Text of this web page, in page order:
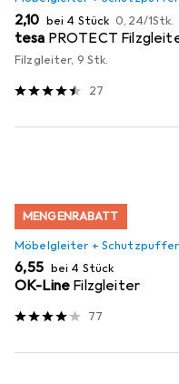
EUR
2,10 bei 4 Stück EUR
0,24/1Stk.
tesa PROTECT
Filzgleiter, 9 Stk.
27
MENGENRABATT
Möbelgleiter + Schutzpuffer
EUR
6,55 bei 4 Stück
OK-Line Filzgleiter
77